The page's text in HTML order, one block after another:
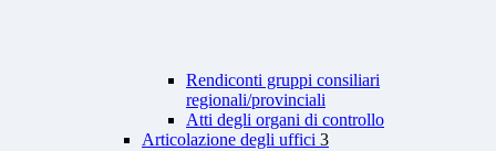
Rendiconti gruppi consiliari
regionali/provinciali
Atti degli organi di controllo
Articolazione degli uffici 3